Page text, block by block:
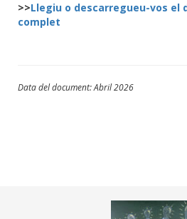
>>Llegiu o descarregueu-vos el
complet
Data del document: Abril 2026